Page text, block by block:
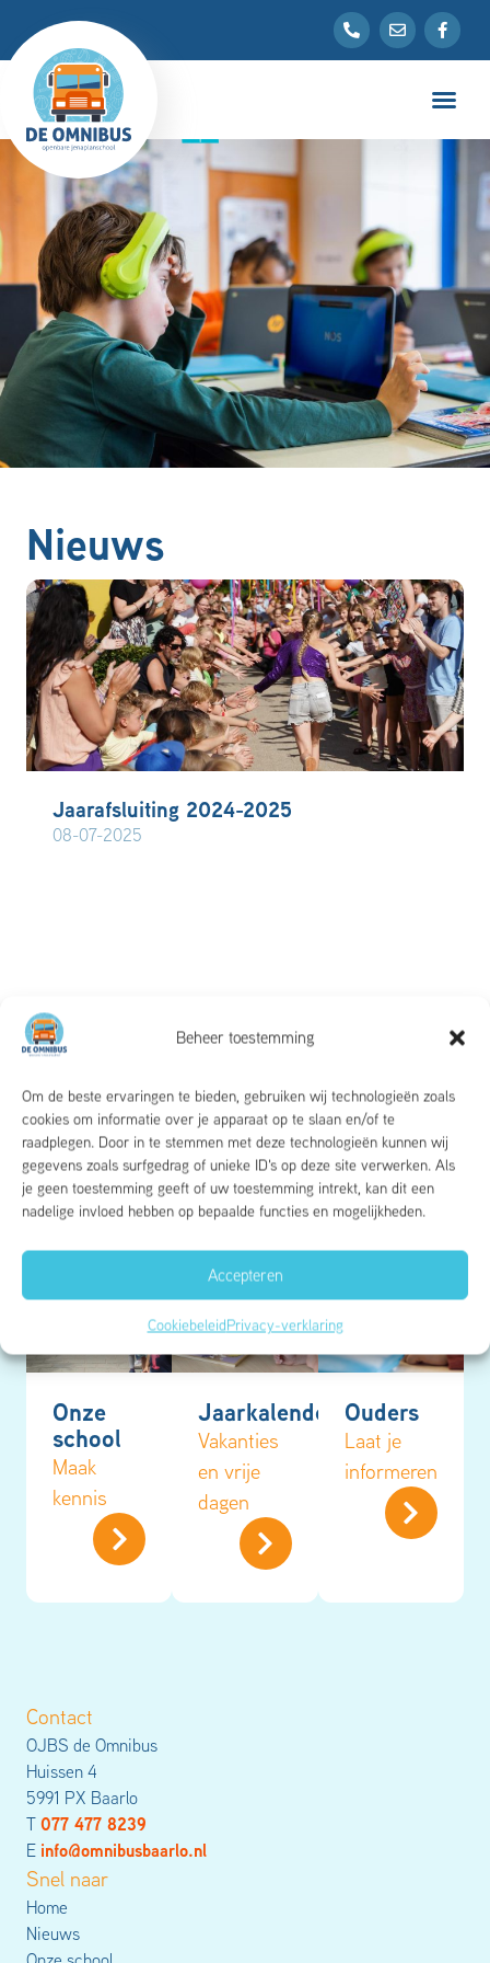
Beheer toestemming
Om de beste ervaringen te bieden, gebruiken wij technologieën zoals
cookies om informatie over je apparaat op te slaan en/of te
raadplegen. Door in te stemmen met deze technologieën kunnen wij
gegevens zoals surfgedrag of unieke ID's op deze site verwerken. Als
je geen toestemming geeft of uw toestemming intrekt, kan dit een
nadelige invloed hebben op bepaalde functies en mogelijkheden.
Accepteren
CookiebeleidPrivacy-verklaring
Nieuws
Jaarafsluiting 2024-2025
08-07-2025
Onze
school
Maak
kennis
Jaarkalender
Vakanties
en vrije
dagen
Ouders
Laat je
informeren
Contact
OJBS de Omnibus
Huissen 4
5991 PX Baarlo
T 077 477 8239
E info@omnibusbaarlo.nl
Snel naar
Home
Nieuws